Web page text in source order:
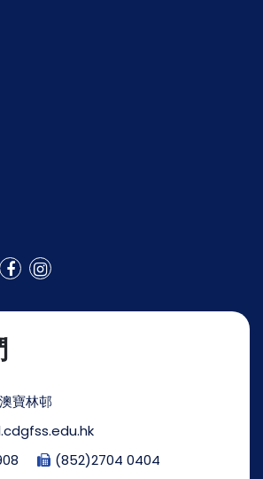
寶林邨
(852)2704 0404